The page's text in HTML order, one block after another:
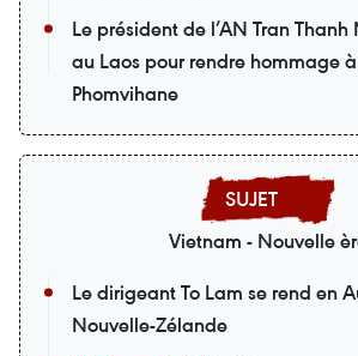
Le président de l’AN Tran
au Laos pour rendre hommage
Phomvihane
Vietnam - Nouvelle
Le dirigeant To Lam se rend en
Nouvelle-Zélande